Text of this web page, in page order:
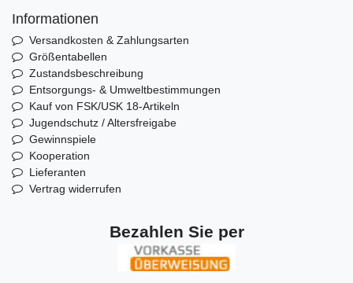
Informationen
Versandkosten & Zahlungsarten
Größentabellen
Zustandsbeschreibung
Entsorgungs- & Umweltbestimmungen
Kauf von FSK/USK 18-Artikeln
Jugendschutz / Altersfreigabe
Gewinnspiele
Kooperation
Lieferanten
Vertrag widerrufen
Bezahlen Sie per